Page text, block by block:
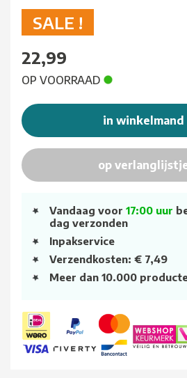
SALE !
22,99
OP VOORRAAD
in winkelmand
op
Vandaag voor 17:00 uur
dag verzonden
Inpakservice
Verzendkosten: € 7,49
Meer dan 10.000